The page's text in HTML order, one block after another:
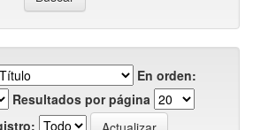
En orden:
Resultados por página